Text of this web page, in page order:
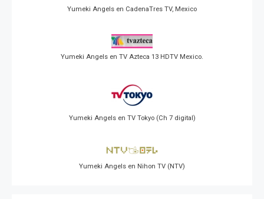
Yumeki Angels en CadenaTres TV, Mexico
Yumeki Angels en TV Azteca 13 HDTV Mexico.
Yumeki Angels en TV Tokyo (Ch 7 digital)
Yumeki Angels en Nihon TV (NTV)